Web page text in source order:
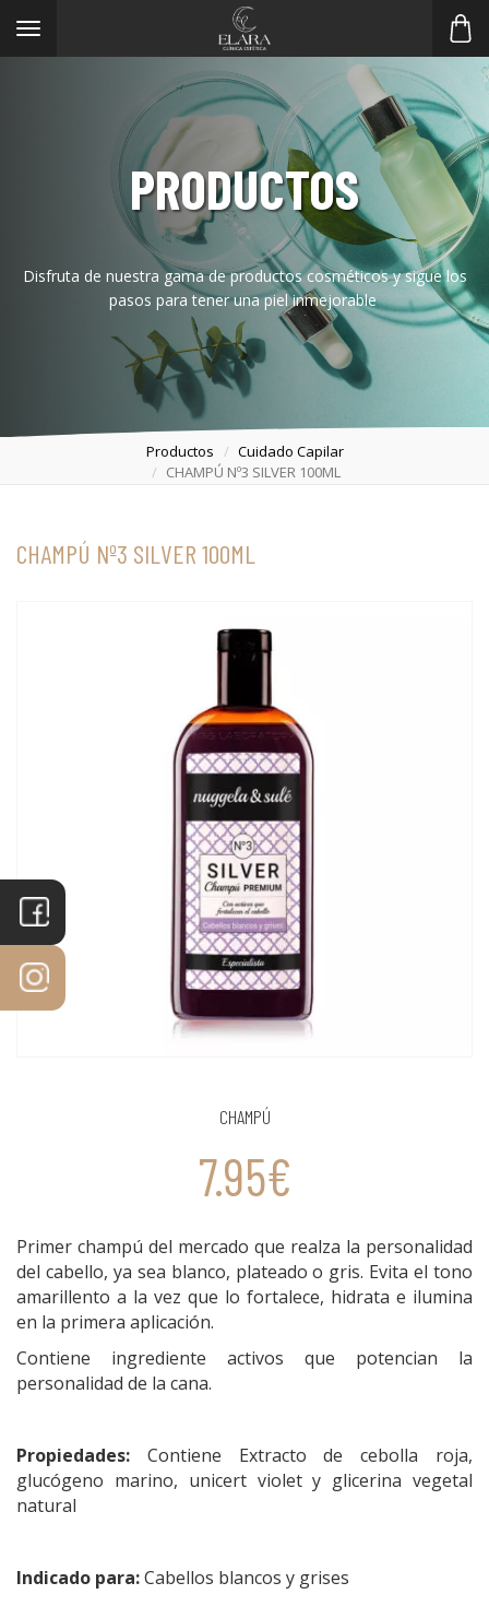
Toggle
navigation
PRODUCTOS
Disfruta de nuestra gama de productos cosméticos y sigue los
pasos para tener una piel inmejorable
Productos
Cuidado Capilar
CHAMPÚ Nº3 SILVER 100ML
CHAMPÚ Nº3 SILVER 100ML
CHAMPÚ
7.95€
Primer champú del mercado que realza la personalidad
del cabello, ya sea blanco, plateado o gris. Evita el tono
amarillento a la vez que lo fortalece, hidrata e ilumina
en la primera aplicación.
Contiene ingrediente activos que potencian la
personalidad de la cana.
Propiedades: Contiene Extracto de cebolla roja,
glucógeno marino, unicert violet y glicerina vegetal
natural
Indicado para:Cabellos blancos y grises